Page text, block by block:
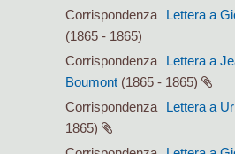
Corrispondenza
Lettera a
(1865 - 1865)
Corrispondenza
Lettera a
Boumont (1865 - 1865)
Corrispondenza
Lettera a
1865)